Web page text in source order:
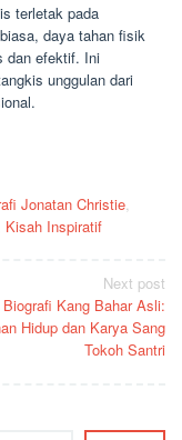
terletak pada
daya tahan fisik
dan efektif. Ini
unggulan dari
Jonatan Christie
Kisah Inspiratif
Next post
Biografi Kang Bahar Asli:
Hidup dan Karya Sang
Tokoh Santri